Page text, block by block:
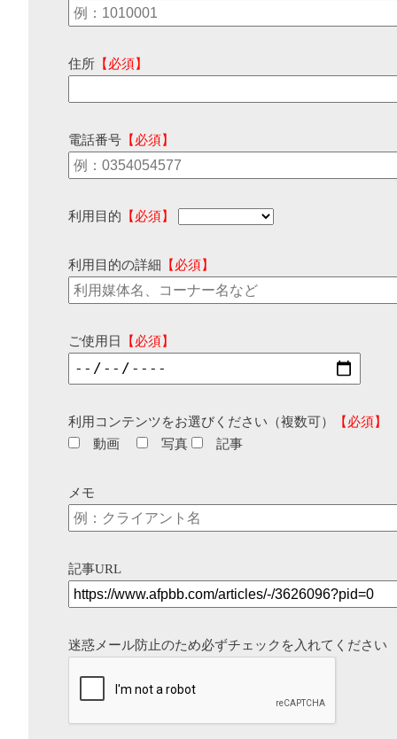
住所 【必須】
電話番号 【必須】
利用目的 【必須】
利用目的の詳細 【必須】
ご使用日 【必須】
利用コンテンツをお選びください（複数可）
【必須】
動画
写真 記事
メモ
記事URL
迷惑メール防止のため必ずチェックを入れてください